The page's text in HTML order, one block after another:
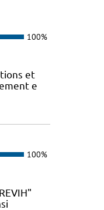
100%
et
e
100%